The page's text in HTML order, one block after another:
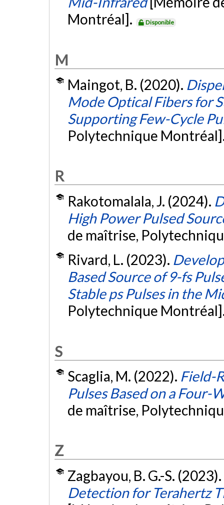
Montréal].
Disponible
M
Maingot, B. (2020).
Mode Optical Fibers for
Supporting Few-Cycle
Polytechnique
R
Rakotomalala, J. (2024).
High Power Pulsed
de maîtrise,
Rivard, L. (2023).
Based Source of 9-fs
Stable ps Pulses in the
Polytechnique
S
Scaglia, M. (2022). Field-
Pulses Based on a
de maîtrise,
Z
Zagbayou, B. G.-S. (2023).
Detection for Terahertz